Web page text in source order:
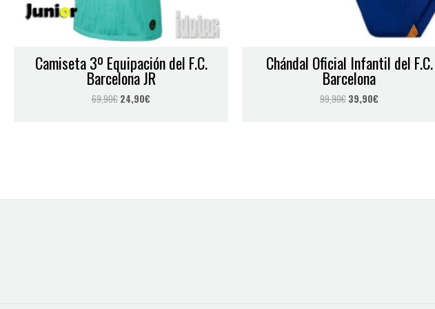
Nombre
Guarda mi nombre, correo electrónico y web en este navegador para la próxima vez que comente.
Camiseta 3º Equipación del F.C.
Barcelona JR
69,90€ 24,90€
Chándal Oficial Infantil del F.C.
Barcelona
99,90€ 39,90€